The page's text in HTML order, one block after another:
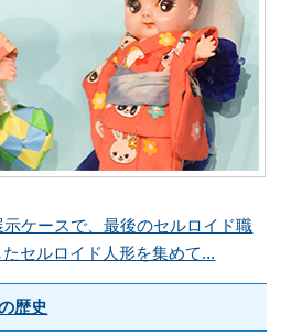
ケースで、最後のセルロイド職
セルロイド人形を集めて...
歴史